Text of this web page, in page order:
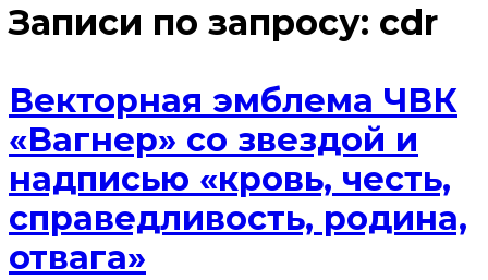
Записи по запросу: cdr
Векторная эмблема ЧВК
«Вагнер» со звездой и
надписью «кровь, честь,
справедливость, родина,
отвага»